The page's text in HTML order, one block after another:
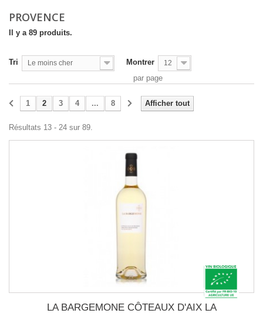
PROVENCE
Il y a 89 produits.
Tri Le moins cher Montrer 12
par page
Afficher tout
1 2 3 4 ... 8
Résultats 13 - 24 sur 89.
LA BARGEMONE CÔTEAUX D'AIX LA